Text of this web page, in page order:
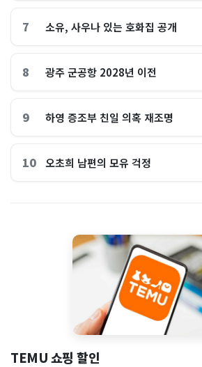
7 소유, 사우나 있는 호화집 공개
8 광주 군공항 2028년 이전
9 하영 증조부 친일 의혹 재조명
10 오초희 남편의 모유 걱정
TEMU 쇼핑 할인